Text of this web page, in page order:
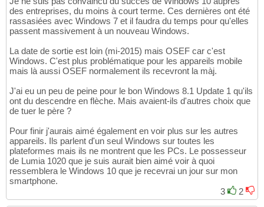
des entreprises, du moins à court terme. Ces dernières ont été
rassasiées avec Windows 7 et il faudra du temps pour qu'elles
passent massivement à un nouveau Windows.
La date de sortie est loin (mi-2015) mais OSEF car c'est
Windows. C'est plus problématique pour les appareils mobile
mais là aussi OSEF normalement ils recevront la màj.
J'ai eu un peu de peine pour le bon Windows 8.1 Update 1 qu'ils
ont du descendre en flèche. Mais avaient-ils d'autres choix que
de tuer le père ?
Pour finir j'aurais aimé également en voir plus sur les autres
appareils. Ils parlent d'un seul Windows sur toutes les
plateformes mais ils ne montrent que les PCs. Le possesseur
de Lumia 1020 que je suis aurait bien aimé voir à quoi
ressemblera le Windows 10 que je recevrai un jour sur mon
smartphone.
3
2